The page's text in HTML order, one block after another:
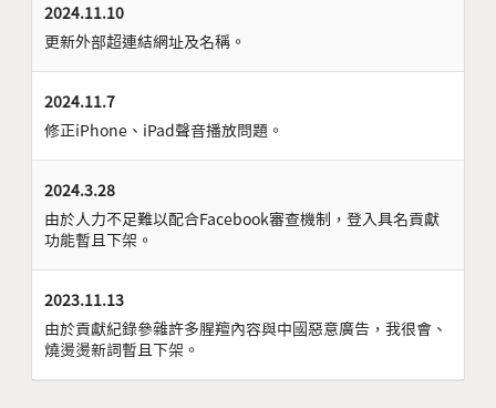
2024.11.10
更新外部超連結網址及名稱。
2024.11.7
修正iPhone、iPad聲音播放問題。
2024.3.28
由於人力不足難以配合Facebook審查機制，登入具名貢獻
功能暫且下架。
2023.11.13
由於貢獻紀錄參雜許多腥羶內容與中國惡意廣告，我很會、
燒燙燙新詞暫且下架。